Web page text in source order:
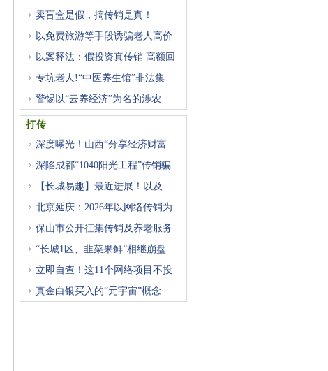
卖盲盒是假，搞传销是真！
以免费旅游等手段诱骗老人高价
以案释法：假投资真传销 高额回
专坑老人!“中医养生馆”非法集
警惕以“云养经济”为名的涉农
打传
深度曝光！山西“分享经济财富
深陷成都“1040阳光工程”传销骗
【长城易趣】最近进展！以及
北京延庆：2026年以网络传销为
保山市公开征集传销及养老服务
“长城1区、韭菜果鲜”相继崩盘
立即自查！这11个网络项目不投
真金白银买入的“元宇宙”概念